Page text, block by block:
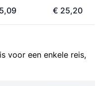
€ 25,20
voor een enkele reis,